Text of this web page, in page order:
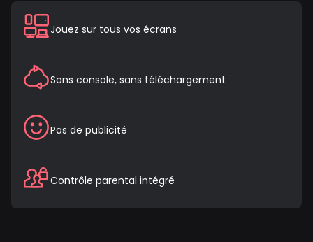
Jouez sur tous vos écrans
Sans console, sans téléchargement
Pas de publicité
Contrôle parental intégré